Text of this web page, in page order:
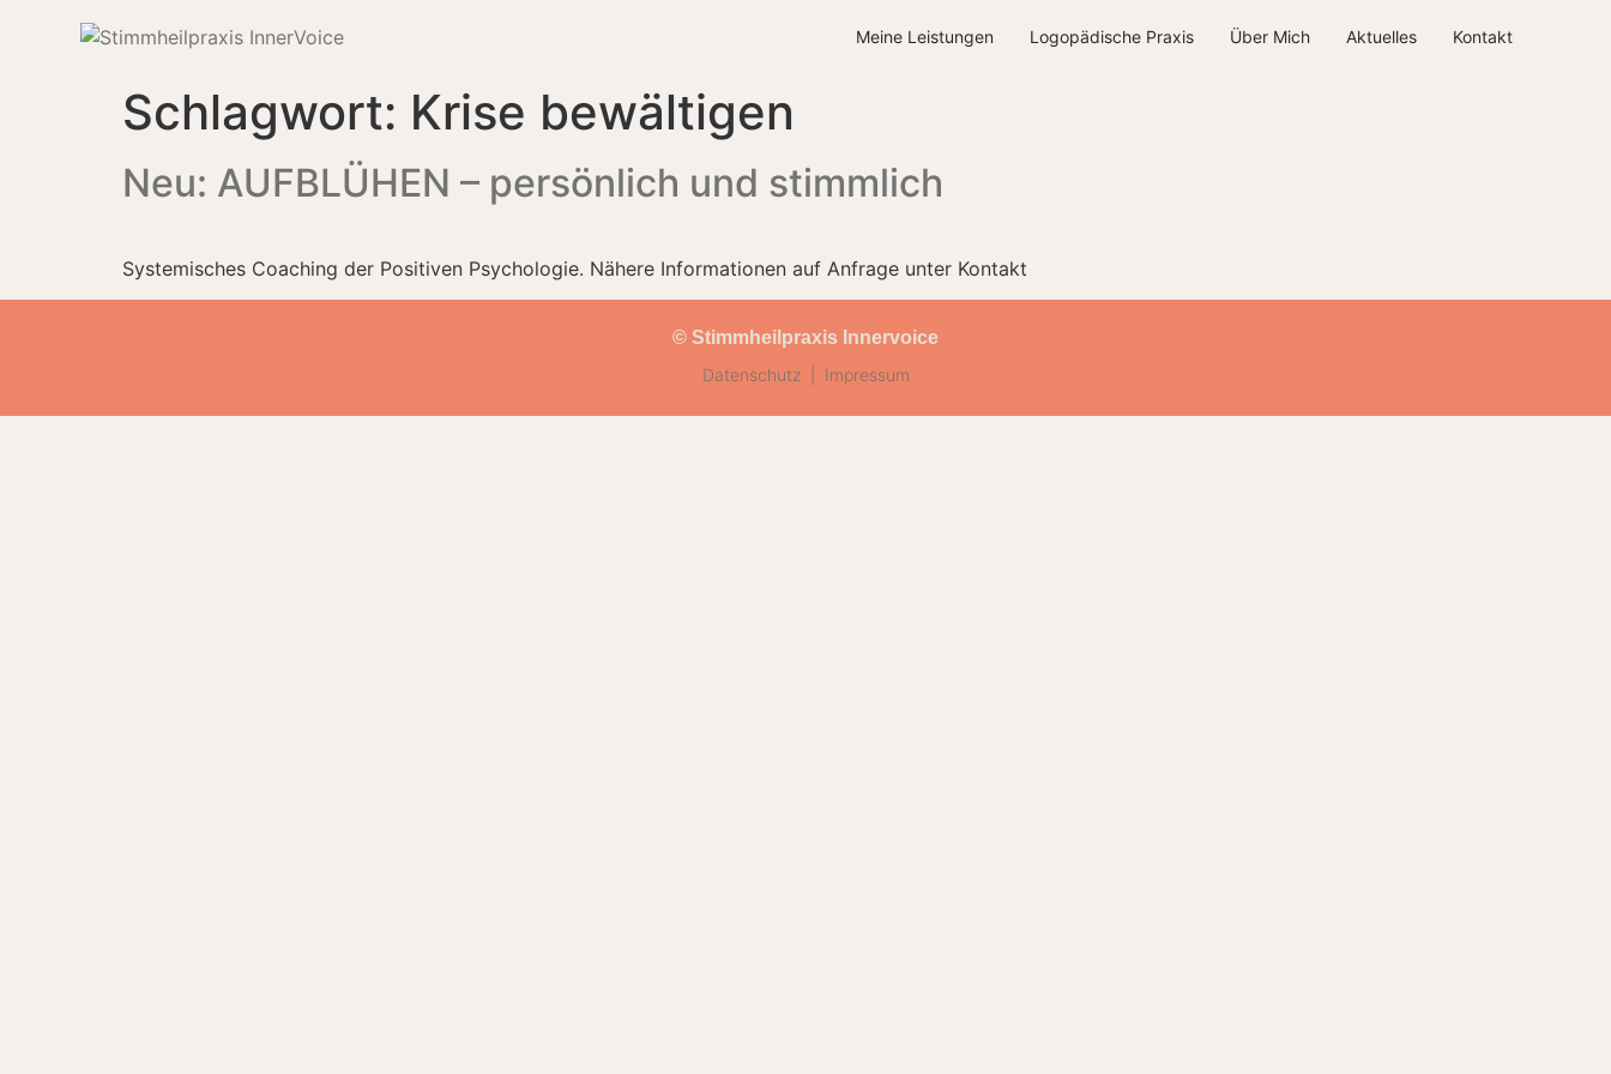
Meine Leistungen Logopädische Praxis Über Mich Aktuelles Kontakt
Schlagwort: Krise bewältigen
Neu: AUFBLÜHEN – persönlich und stimmlich
Systemisches Coaching der Positiven Psychologie. Nähere Informationen auf Anfrage unter Kontakt
© Stimmheilpraxis Innervoice
Datenschutz |
Impressum